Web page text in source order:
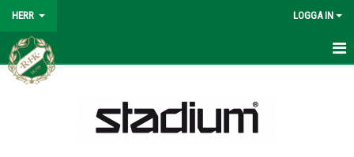
HERR LOGGA IN
HERR